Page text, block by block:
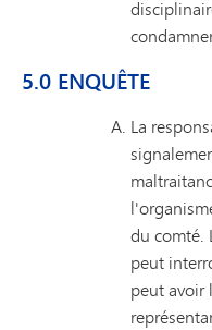
5.0 ENQUÊTE
La
du comté.
peut
peut avoir